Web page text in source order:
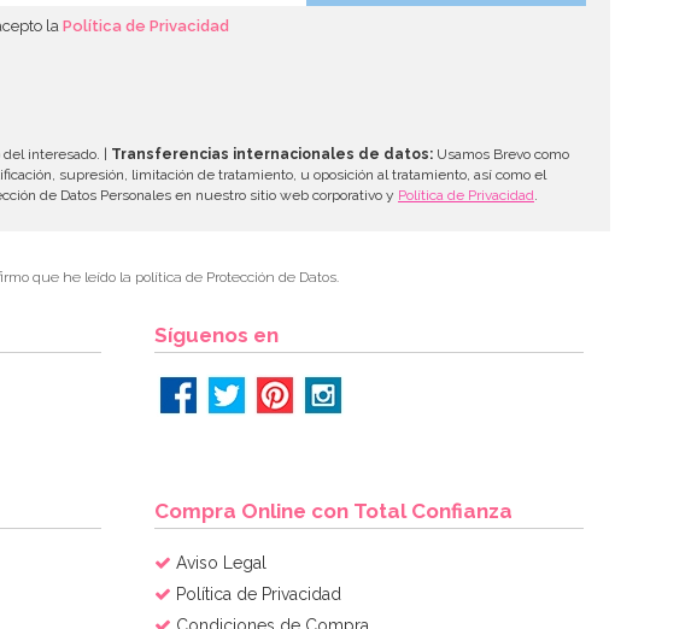
la Política de Privacidad
interesado. | Transferencias internacionales de datos: Usamos Brevo como
supresión, limitación de tratamiento, u oposición al tratamiento, así como el
de Datos Personales en nuestro sitio web corporativo y Política de Privacidad
que he leído la política de Protección de Datos.
Síguenos en
Compra Online con Total Confianza
Aviso Legal
Política de Privacidad
Condiciones de Compra